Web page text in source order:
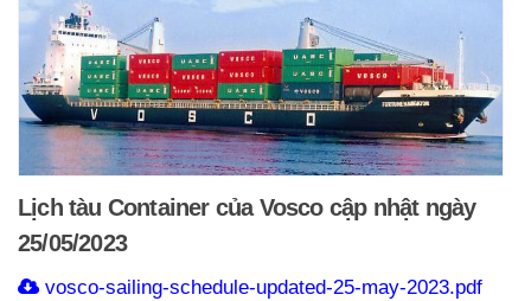
Lịch tàu Container của Vosco cập nhật ngày
25/05/2023
vosco-sailing-schedule-updated-25-may-2023.pdf